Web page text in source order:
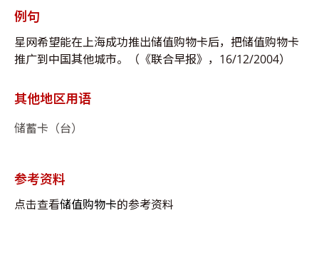
例句
星网希望能在上海成功推出储值购物卡后，把储值购物卡
推广到中国其他城市。（《联合早报》，16/12/2004）
其他地区用语
储蓄卡（台）
参考资料
点击查看储值购物卡的参考资料